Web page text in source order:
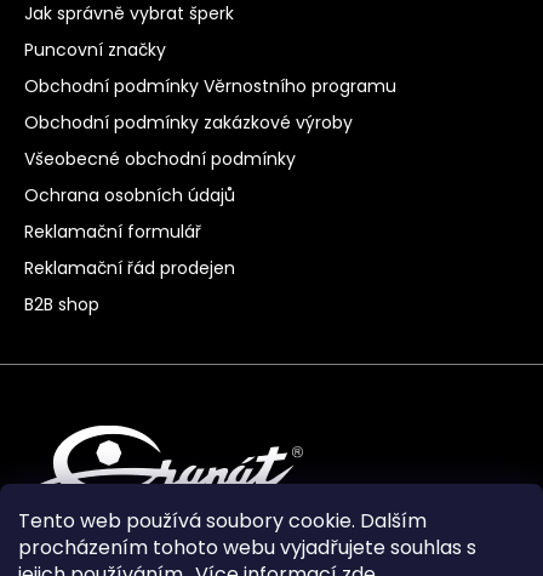
Tento web používá soubory cookie. Dalším
procházením tohoto webu vyjadřujete souhlas s
Jak správně vybrat šperk
Puncovní značky
Obchodní podmínky Věrnostního programu
Obchodní podmínky zakázkové výroby
Všeobecné obchodní podmínky
Ochrana osobních údajů
Reklamační formulář
Reklamační řád prodejen
B2B shop